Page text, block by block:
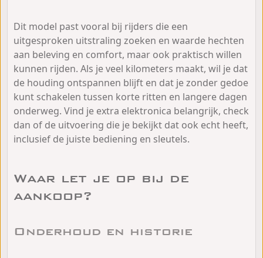
Dit model past vooral bij rijders die een
uitgesproken uitstraling zoeken en waarde hechten
aan beleving en comfort, maar ook praktisch willen
kunnen rijden. Als je veel kilometers maakt, wil je dat
de houding ontspannen blijft en dat je zonder gedoe
kunt schakelen tussen korte ritten en langere dagen
onderweg. Vind je extra elektronica belangrijk, check
dan of de uitvoering die je bekijkt dat ook echt heeft,
inclusief de juiste bediening en sleutels.
Waar let je op bij de
aankoop?
Onderhoud en historie